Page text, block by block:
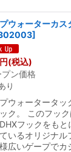
プウォーターカ
]
円(税込)
プン価格
り
プウォータータ
ク。 このフッ
フックをも
いるオリジナル
広いゲープでカ